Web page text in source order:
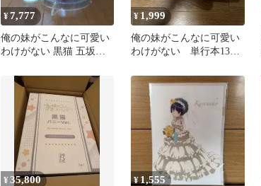
¥7,777
俺の妹がこんなに可愛い
わけがない 黒猫 五坂瑠
¥ 1,999
俺の妹がこんなに可愛い
わけがない 単行本13〜
奈子if
¥35,800 ¥1,555